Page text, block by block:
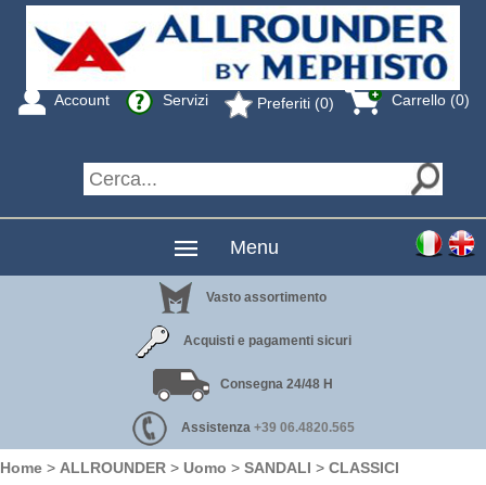
Carrello (0)
Preferiti (0)
Servizi
Account
Menu
Vasto assortimento
Acquisti e pagamenti sicuri
Consegna 24/48 H
Assistenza +39 06.4820.565
Home > ALLROUNDER > Uomo > SANDALI > CLASSICI